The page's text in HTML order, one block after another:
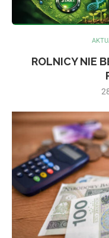
ROLNICY NIE